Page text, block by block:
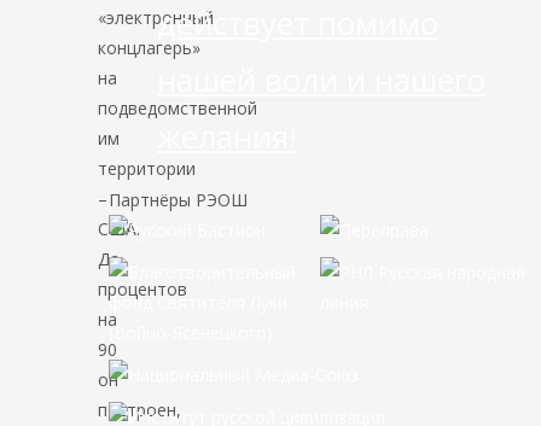
«электронный
концлагерь»
на
подведомственной
им
территории
–
США.
Да,
процентов
на
90
он
построен,
действует помимо
Партнёры РЭОШ